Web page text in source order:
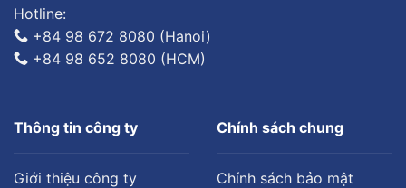
Hotline:
+84 98 672 8080 (Hanoi)
+84 98 652 8080 (HCM)
Thông tin công ty
Giới thiệu công ty
Chính sách chung
Chính sách bảo mật